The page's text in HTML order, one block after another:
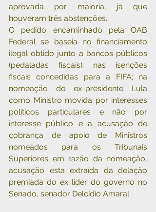
aprovada por maioria, já que
houveram três abstenções.
O pedido encaminhado pela OAB
Federal se baseia no financiamento
ilegal obtido junto a bancos públicos
(pedaladas fiscais); nas isenções
fiscais concedidas para a FIFA; na
nomeação do ex-presidente Lula
como Ministro movida por interesses
políticos particulares e não por
interesse público e a acusação de
cobrança de apoio de Ministros
nomeados para os Tribunais
Superiores em razão da nomeação,
acusação esta extraída da delação
premiada do ex líder do governo no
Senado, senador Delcídio Amaral.